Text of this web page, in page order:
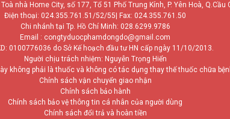
nhà Home City, số 177, Tổ 51 Phố Trung Kính, P. Yên Hoà, Q.Cầu
Điện thoại: 024.355.761.51/52/55 | Fax: 024.355.761.50
Chi nhánh tại Tp. Hồ Chí Minh: 028.6299.9786
Email : congtyduocphamdongdo@gmail.com
0100776036 do Sở Kế hoạch đầu tư HN cấp ngày 11/10/2013.
Người chịu trách nhiệm: Nguyễn Trọng Hiển
không phải là thuốc và không có tác dụng thay thế thuốc chữa
Chính sách vận chuyển giao nhận
Chính sách bảo hành
Chính sách bảo vệ thông tin cá nhân của người dùng
Chính sách đổi trả và hoàn tiền